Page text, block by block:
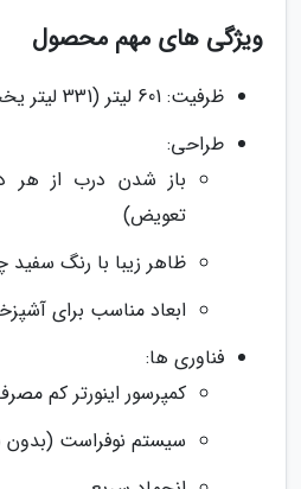
ویژگی های مهم محصول
ظرفیت: 601 لیتر (331 لیتر یخچال و 270 لیتر فریزر)
طراحی:
باز شدن درب از هر
تعویض)
ظاهر زیبا با رنگ سفید
ابعاد مناسب برای
فناوری ها:
کمپرسور اینورتر کم
سیستم نوفراست (بدون